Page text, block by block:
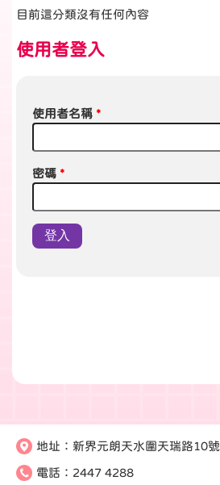
目前這分類沒有任何內容
使用者登入
使用者名稱 *
密碼 *
地址： 新界元朗天水圍天瑞路10號
電話： 2447 4288